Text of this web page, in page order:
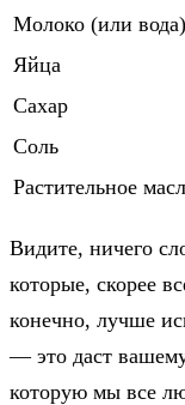
Молоко (или вода)
Яйца
Сахар
Соль
Растительное
Видите, ничего
которые, скорее
конечно, лучше
— это даст
которую мы все